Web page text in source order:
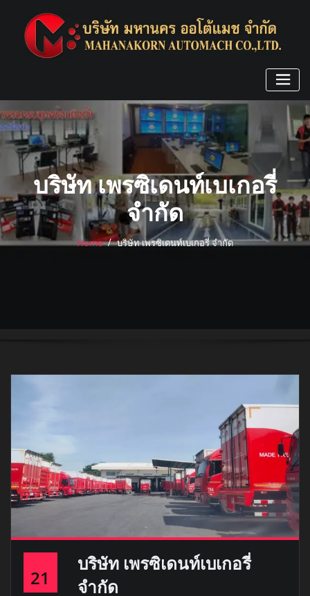
content
บริษัท เพรซิเดนท์เบเกอรี่
จำกัด
Home บริษัท เพรซิเดนท์เบเกอรี่ จำกัด
21
บริษัท เพรซิเดนท์เบเกอรี่
จำกัด